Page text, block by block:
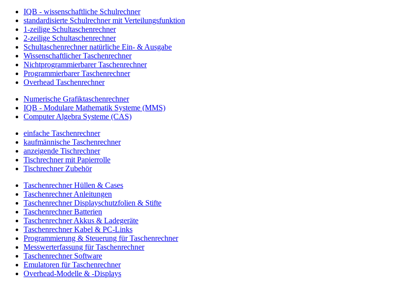
IQB - wissenschaftliche Schulrechner
standardisierte Schulrechner mit Verteilungsfunktion
1-zeilige Schultaschenrechner
2-zeilige Schultaschenrechner
Schultaschenrechner natürliche Ein- & Ausgabe
Wissenschaftlicher Taschenrechner
Nichtprogrammierbarer Taschenrechner
Programmierbarer Taschenrechner
Overhead Taschenrechner
Numerische Grafiktaschenrechner
IQB - Modulare Mathematik Systeme (MMS)
Computer Algebra Systeme (CAS)
einfache Taschenrechner
kaufmännische Taschenrechner
anzeigende Tischrechner
Tischrechner mit Papierrolle
Tischrechner Zubehör
Taschenrechner Hüllen & Cases
Taschenrechner Anleitungen
Taschenrechner Displayschutzfolien & Stifte
Taschenrechner Batterien
Taschenrechner Akkus & Ladegeräte
Taschenrechner Kabel & PC-Links
Programmierung & Steuerung für Taschenrechner
Messwerterfassung für Taschenrechner
Taschenrechner Software
Emulatoren für Taschenrechner
Overhead-Modelle & -Displays